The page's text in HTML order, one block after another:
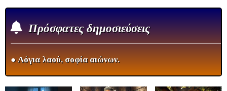
Πρόσφατες δημοσιεύσεις
● Λόγια λαού, σοφία αιώνων.